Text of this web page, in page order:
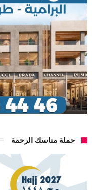
حملة مناسك الرحمة